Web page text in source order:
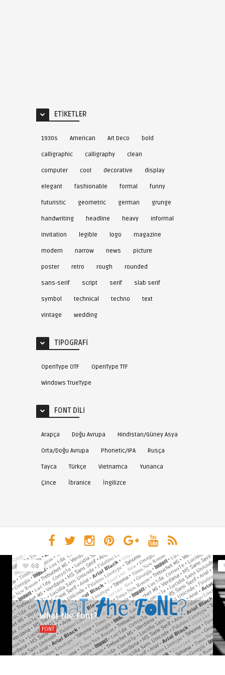
ETIKETLER
1930s American Art Deco bold
calligraphic calligraphy clean
computer cool decorative display
elegant fashionable formal funny
futuristic geometric german grunge
handwriting headline heavy informal
invitation legible logo magazine
modern narrow news picture
poster retro rough rounded
sans-serif script serif slab serif
symbol technical techno text
vintage wedding
TIPOGRAFI
OpenType OTF OpenType TTF
Windows TrueType
FONT DILI
Arapça Doğu Avrupa Hindistan/Güney Asya
Orta/Doğu Avrupa Phonetic/IPA Rusça
Tayca Türkçe Vietnamca Yunanca
Çince İbranice İngilizce
68
What the Font?
FONT